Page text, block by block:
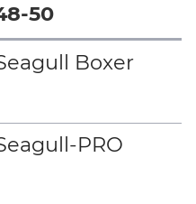
50
Boxer
PRO